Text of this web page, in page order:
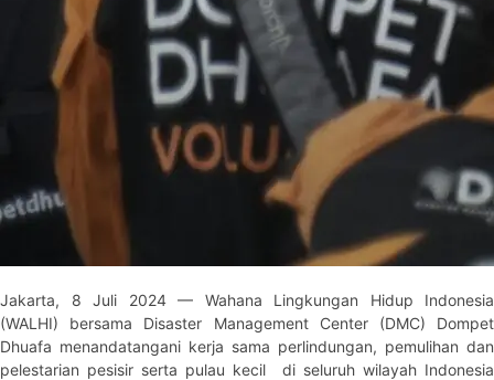
Jakarta, 8 Juli 2024 — Wahana Lingkungan Hidup Indonesia
(WALHI) bersama Disaster Management Center (DMC) Dompet
Dhuafa menandatangani kerja sama perlindungan, pemulihan dan
pelestarian pesisir serta pulau kecil di seluruh wilayah Indonesia